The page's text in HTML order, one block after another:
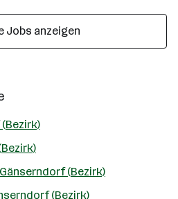
Jobs anzeigen
(Bezirk)
(Bezirk)